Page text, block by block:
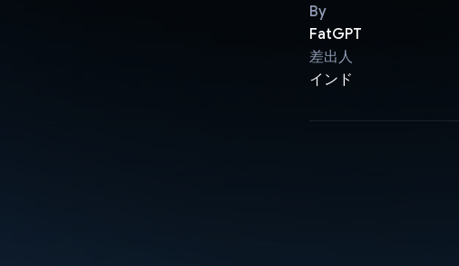
By
FatGPT
差出人
インド